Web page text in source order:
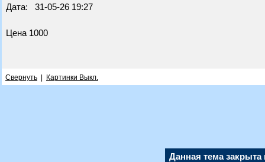
Дата: 31-05-26 19:27
Цена 1000
Свернуть Картинки Выкл.
Данная тема закрыта